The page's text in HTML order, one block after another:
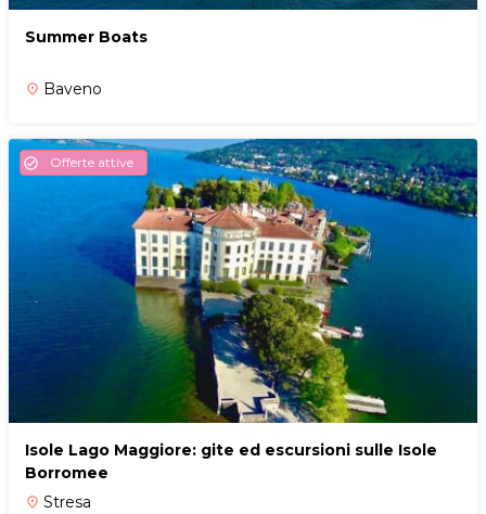
Summer Boats
place Baveno
check_circle Offerte attive
Isole Lago Maggiore: gite ed escursioni sulle Isole
Borromee
place Stresa